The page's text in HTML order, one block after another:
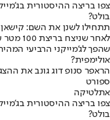
צפו בריצה ההיסטורית
בולט?
שהפך לג'מייקני הרביעי
אולימפית?
הראפר סנופ דוג גונב את
ספורט
אתלטיקה
צפו בריצה ההיסטורית
בולט?